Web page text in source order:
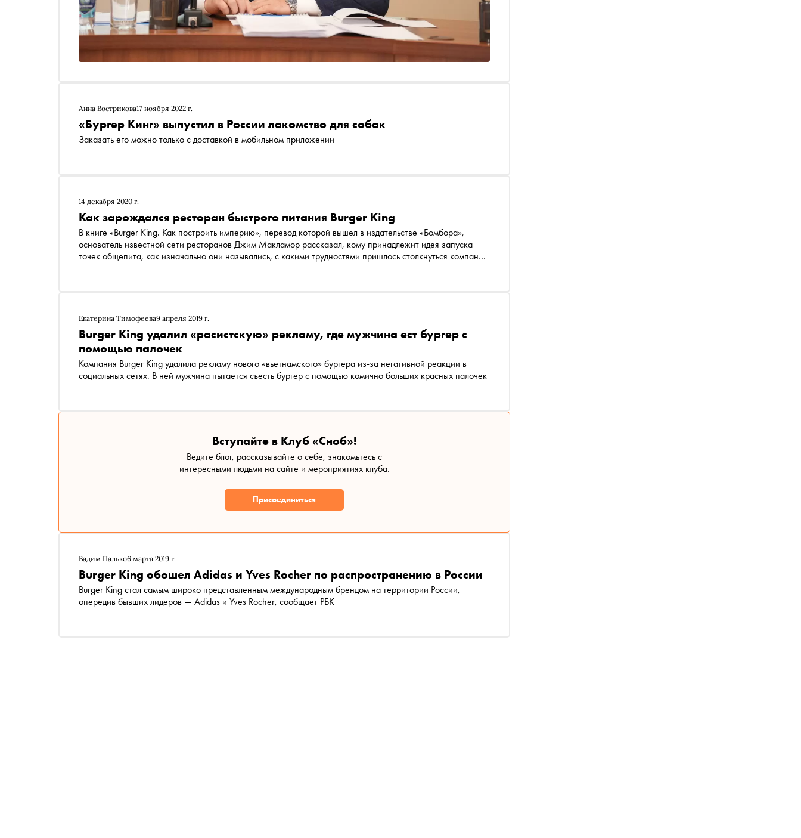
Анна Вострикова17 ноября 2022 г.
«Бургер Кинг» выпустил в России лакомство для собак
Заказать его можно только с доставкой в мобильном приложении
14 декабря 2020 г.
Как зарождался ресторан быстрого питания Burger King
В книге «Burger King. Как построить империю», перевод которой вышел в издательстве «Бомбора»,
основатель известной сети ресторанов Джим Макламор рассказал, кому принадлежит идея запуска
точек общепита, как изначально они назывались, с какими трудностями пришлось столкнуться компании
Екатерина Тимофеева9 апреля 2019 г.
Burger King удалил «расистскую» рекламу, где мужчина ест бургер с
помощью палочек
Компания Burger King удалила рекламу нового «вьетнамского» бургера из-за негативной реакции в
социальных сетях. В ней мужчина пытается съесть бургер с помощью комично больших красных палочек
Вступайте в Клуб «Сноб»!
Ведите блог, рассказывайте о себе, знакомьтесь с
интересными людьми на сайте и мероприятиях клуба.
Присоединиться
Вадим Палько6 марта 2019 г.
Burger King обошел Adidas и Yves Rocher по распространению в России
Burger King стал самым широко представленным международным брендом на территории России,
опередив бывших лидеров — Adidas и Yves Rocher, сообщает РБК